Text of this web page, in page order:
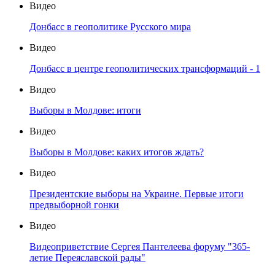
Видео
Донбасс в геополитике Русского мира
Видео
Донбасс в центре геополитических трансформаций - 1
Видео
Выборы в Молдове: итоги
Видео
Выборы в Молдове: каких итогов ждать?
Видео
Президентские выборы на Украине. Первые итоги
предвыборной гонки
Видео
Видеоприветствие Сергея Пантелеева форуму "365-
летие Переяславской рады"